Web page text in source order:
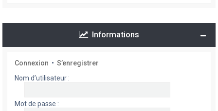
Informations
Connexion • S’enregistrer
Nom d’utilisateur :
Mot de passe :